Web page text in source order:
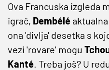
Ova Francuska izgleda
igrač, Dembélé
ona 'divlja' desetka s
vezi 'rovare' mogu
Kanté. Treba još? U